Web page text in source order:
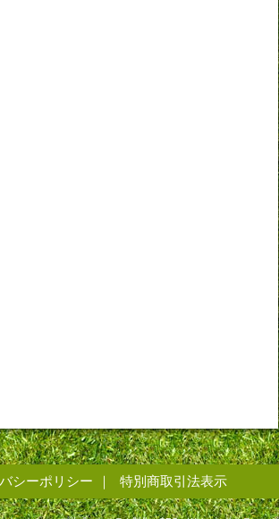
シーポリシー 特別商取引法表示